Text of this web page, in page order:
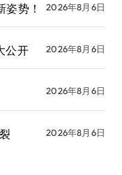
势！ 2026年8月6日
公开 2026年8月6日
2026年8月6日
2026年8月6日